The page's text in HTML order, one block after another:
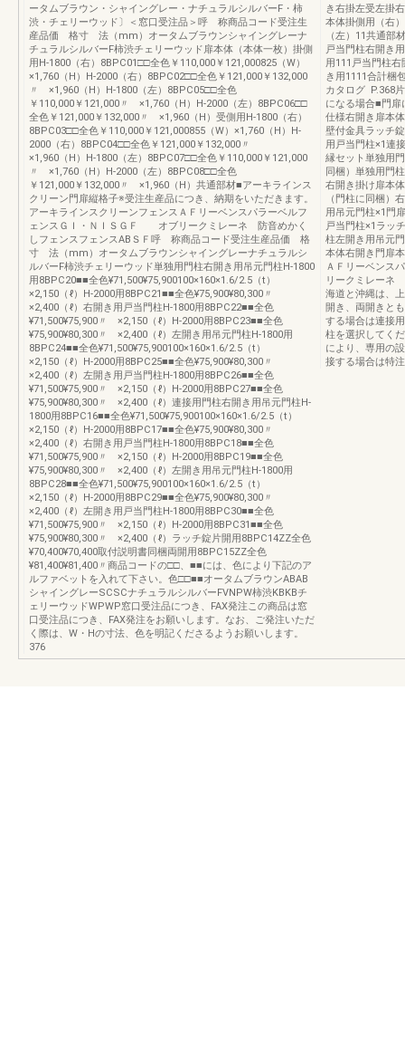
ータムブラウン・シャイングレー・ナチュラルシルバーF・柿
渋・チェリーウッド〕＜窓口受注品＞呼 称商品コード受注生
産品価 格寸 法（mm）オータムブラウンシャイングレーナ
チュラルシルバーF柿渋チェリーウッド扉本体（本体一枚）掛側
用H-1800（右）8BPC01□□全色￥110,000￥121,000825（W）
×1,760（H）H-2000（右）8BPC02□□全色￥121,000￥132,000
〃 ×1,960（H）H-1800（左）8BPC05□□全色
￥110,000￥121,000〃 ×1,760（H）H-2000（左）8BPC06□□
全色￥121,000￥132,000〃 ×1,960（H）受側用H-1800（右）
8BPC03□□全色￥110,000￥121,000855（W）×1,760（H）H-
2000（右）8BPC04□□全色￥121,000￥132,000〃
×1,960（H）H-1800（左）8BPC07□□全色￥110,000￥121,000
〃 ×1,760（H）H-2000（左）8BPC08□□全色
￥121,000￥132,000〃 ×1,960（H）共通部材■アーキラインス
クリーン門扉縦格子※受注生産品につき、納期をいただきます。
アーキラインスクリーンフェンスＡＦリーベンスパラーベルフ
ェンスＧＩ・ＮＩＳＧＦ オブリークミレーネ 防音めかく
しフェンスフェンスABＳＦ呼 称商品コード受注生産品価 格
寸 法（mm）オータムブラウンシャイングレーナチュラルシ
ルバーF柿渋チェリーウッド単独用門柱右開き用吊元門柱H-1800
用8BPC20■■全色¥71,500¥75,900100×160×1.6/2.5（t）
×2,150（ℓ）H-2000用8BPC21■■全色¥75,900¥80,300〃
×2,400（ℓ）右開き用戸当門柱H-1800用8BPC22■■全色
¥71,500¥75,900〃 ×2,150（ℓ）H-2000用8BPC23■■全色
¥75,900¥80,300〃 ×2,400（ℓ）左開き用吊元門柱H-1800用
8BPC24■■全色¥71,500¥75,900100×160×1.6/2.5（t）
×2,150（ℓ）H-2000用8BPC25■■全色¥75,900¥80,300〃
×2,400（ℓ）左開き用戸当門柱H-1800用8BPC26■■全色
¥71,500¥75,900〃 ×2,150（ℓ）H-2000用8BPC27■■全色
¥75,900¥80,300〃 ×2,400（ℓ）連接用門柱右開き用吊元門柱H-
1800用8BPC16■■全色¥71,500¥75,900100×160×1.6/2.5（t）
×2,150（ℓ）H-2000用8BPC17■■全色¥75,900¥80,300〃
×2,400（ℓ）右開き用戸当門柱H-1800用8BPC18■■全色
¥71,500¥75,900〃 ×2,150（ℓ）H-2000用8BPC19■■全色
¥75,900¥80,300〃 ×2,400（ℓ）左開き用吊元門柱H-1800用
8BPC28■■全色¥71,500¥75,900100×160×1.6/2.5（t）
×2,150（ℓ）H-2000用8BPC29■■全色¥75,900¥80,300〃
×2,400（ℓ）左開き用戸当門柱H-1800用8BPC30■■全色
¥71,500¥75,900〃 ×2,150（ℓ）H-2000用8BPC31■■全色
¥75,900¥80,300〃 ×2,400（ℓ）ラッチ錠片開用8BPC14ZZ全色
¥70,400¥70,400取付説明書同梱両開用8BPC15ZZ全色
¥81,400¥81,400〃商品コードの□□、■■には、色により下記のア
ルファベットを入れて下さい。色□□■■オータムブラウンABAB
シャイングレーSCSCナチュラルシルバーFVNPW柿渋KBKBチ
ェリーウッドWPWP窓口受注品につき、FAX発注この商品は窓
口受注品につき、FAX発注をお願いします。なお、ご発注いただ
く際は、W・Hの寸法、色を明記くださるようお願いします。
376
き右掛左受左掛
本体掛側用（
（左）11共通部
戸当門柱右開き
用111戸当門柱
き用1111合計梱
カタログ P.368
になる場合■門扉
仕様右開き扉本
壁付金具ラッチ
用戸当門柱×1連
縁セット単独用
同梱）単独用門
右開き掛け扉本
（門柱に同梱）
用吊元門柱×1門
戸当門柱×1ラッ
柱左開き用吊元
本体右開き門扉
ＡＦリーベンス
リークミレーネ
海道と沖縄は、
開き、両開きと
する場合は連接
柱を選択してく
により、専用の
接する場合は特